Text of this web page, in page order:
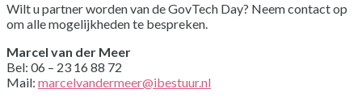
Wilt u partner worden van de GovTech Day? Neem contact op
om alle mogelijkheden te bespreken.
Marcel van der Meer
Bel: 06 – 23 16 88 72
Mail: marcelvandermeer@ibestuur.nl